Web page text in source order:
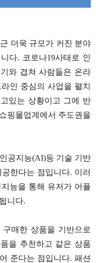
더욱 규모가 커진 분야
다. 코로나19사태로 인
와 겹쳐 사람들은 온라
인 중심의 사업을 펼치
있는 상황이고 그에 반
핑몰업계에서 주도권을
공지능(AI)등 기술 기반
한다는 점입니다. 이러
능을 통해 유저가 어플
니다.
매한 상품을 기반으로
을 추천하고 같은 상품
준다는 점입니다. 패션